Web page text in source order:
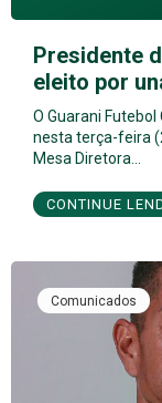
Presidente
eleito por
O Guarani
nesta terça-feira
Mesa Diretora…
CONTINUE
Comunicados